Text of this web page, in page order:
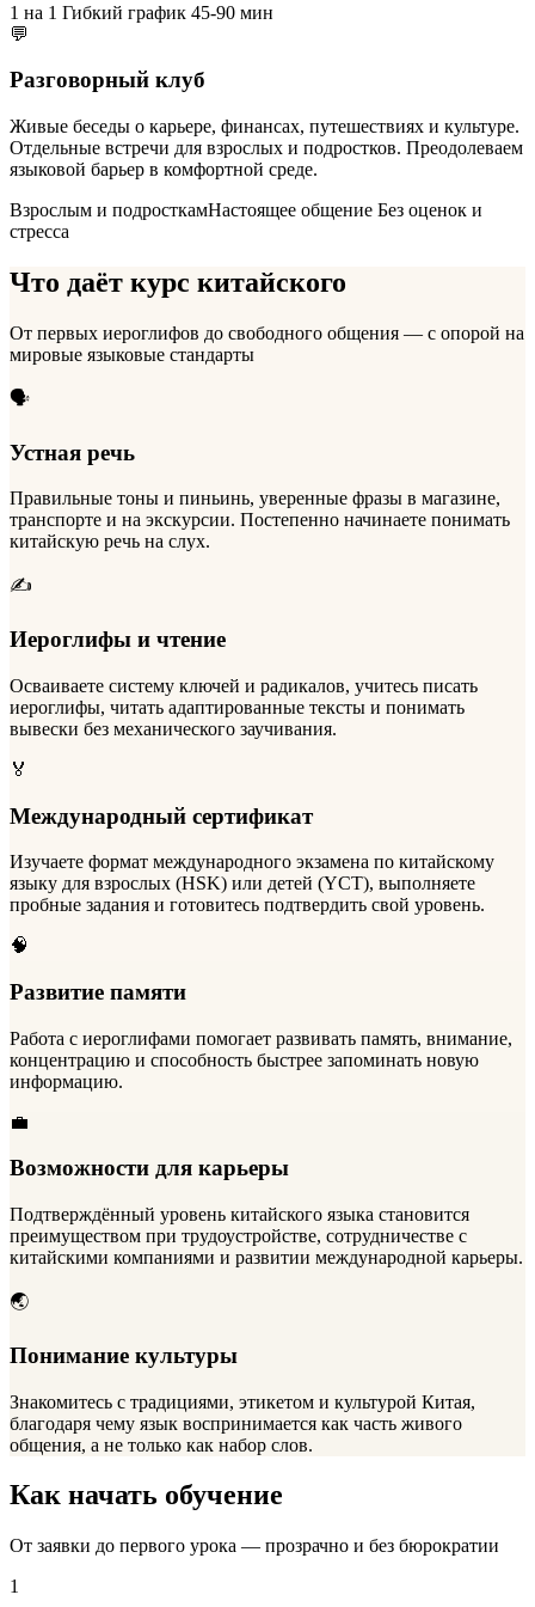
1 на 1 Гибкий график 45-90 мин
💬
Разговорный клуб
Живые беседы о карьере, финансах, путешествиях и культуре.
Отдельные встречи для взрослых и подростков. Преодолеваем
языковой барьер в комфортной среде.
Взрослым и подросткамНастоящее общение Без оценок и
стресса
Что даёт курс китайского
От первых иероглифов до свободного общения — с опорой на
мировые языковые стандарты
🗣️
Устная речь
Правильные тоны и пиньинь, уверенные фразы в магазине,
транспорте и на экскурсии. Постепенно начинаете понимать
китайскую речь на слух.
✍️
Иероглифы и чтение
Осваиваете систему ключей и радикалов, учитесь писать
иероглифы, читать адаптированные тексты и понимать
вывески без механического заучивания.
🏅
Международный сертификат
Изучаете формат международного экзамена по китайскому
языку для взрослых (HSK) или детей (YCT), выполняете
пробные задания и готовитесь подтвердить свой уровень.
🧠
Развитие памяти
Работа с иероглифами помогает развивать память, внимание,
концентрацию и способность быстрее запоминать новую
информацию.
💼
Возможности для карьеры
Подтверждённый уровень китайского языка становится
преимуществом при трудоустройстве, сотрудничестве с
китайскими компаниями и развитии международной карьеры.
🌏
Понимание культуры
Знакомитесь с традициями, этикетом и культурой Китая,
благодаря чему язык воспринимается как часть живого
общения, а не только как набор слов.
Как начать обучение
От заявки до первого урока — прозрачно и без бюрократии
1